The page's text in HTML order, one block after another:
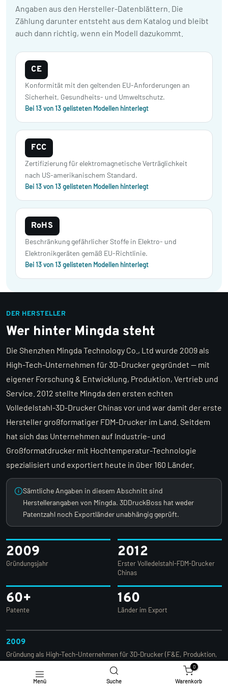
Angaben aus den Hersteller-Datenblättern. Die
Zählung darunter entsteht aus dem Katalog und bleibt
auch dann richtig, wenn ein Modell dazukommt.
CE
Konformität mit den geltenden EU-Anforderungen an
Sicherheit, Gesundheits- und Umweltschutz.
Bei 13 von 13 gelisteten Modellen hinterlegt
FCC
Zertifizierung für elektromagnetische Verträglichkeit
nach US-amerikanischem Standard.
Bei 13 von 13 gelisteten Modellen hinterlegt
RoHS
Beschränkung gefährlicher Stoffe in Elektro- und
Elektronikgeräten gemäß EU-Richtlinie.
Bei 13 von 13 gelisteten Modellen hinterlegt
DER HERSTELLER
Wer hinter Mingda steht
Die Shenzhen Mingda Technology Co., Ltd wurde 2009 als
High-Tech-Unternehmen für 3D-Drucker gegründet — mit
eigener Forschung & Entwicklung, Produktion, Vertrieb und
Service. 2012 stellte Mingda den ersten echten
Volledelstahl-3D-Drucker Chinas vor und war damit der erste
Hersteller großformatiger FDM-Drucker im Land. Seitdem
hat sich das Unternehmen auf Industrie- und
Großformatdrucker mit Hochtemperatur-Technologie
spezialisiert und exportiert heute in über 160 Länder.
Sämtliche Angaben in diesem Abschnitt sind
Herstellerangaben von Mingda. 3DDruckBoss hat weder
Patentzahl noch Exportländer unabhängig geprüft.
2009
Gründungsjahr
2012
Erster Volledelstahl-FDM-Drucker
Chinas
60+
Patente
160
Länder im Export
2009
Gründung als High-Tech-Unternehmen für 3D-Drucker (F&E, Produktion,
Menü Suche
0
Warenkorb